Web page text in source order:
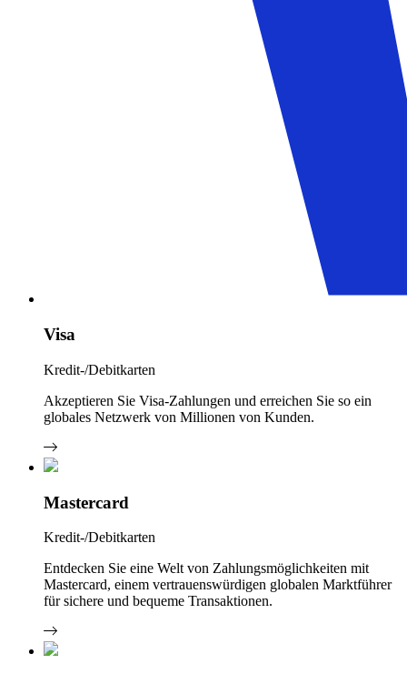
Visa
Kredit-/Debitkarten
Akzeptieren Sie Visa-Zahlungen und erreichen Sie so ein
globales Netzwerk von Millionen von Kunden.
Mastercard
Kredit-/Debitkarten
Entdecken Sie eine Welt von Zahlungsmöglichkeiten mit
Mastercard, einem vertrauenswürdigen globalen Marktführer
für sichere und bequeme Transaktionen.